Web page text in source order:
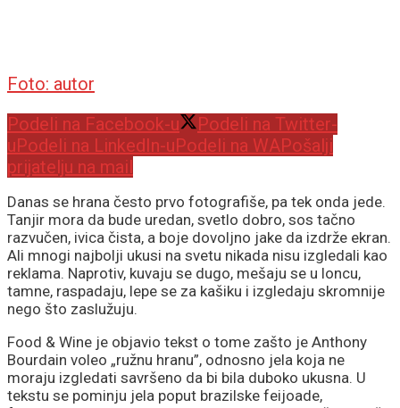
Foto: autor
Podeli na Facebook-u
Podeli na Twitter-
uPodeli na LinkedIn-uPodeli na WAPošalji
prijatelju na mail
Danas se hrana često prvo fotografiše, pa tek onda jede.
Tanjir mora da bude uredan, svetlo dobro, sos tačno
razvučen, ivica čista, a boje dovoljno jake da izdrže ekran.
Ali mnogi najbolji ukusi na svetu nikada nisu izgledali kao
reklama. Naprotiv, kuvaju se dugo, mešaju se u loncu,
tamne, raspadaju, lepe se za kašiku i izgledaju skromnije
nego što zaslužuju.
Food & Wine je objavio tekst o tome zašto je Anthony
Bourdain voleo „ružnu hranu”, odnosno jela koja ne
moraju izgledati savršeno da bi bila duboko ukusna. U
tekstu se pominju jela poput brazilske feijoade,